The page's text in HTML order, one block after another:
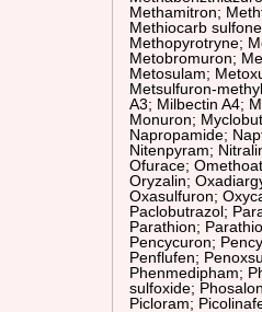
Methamitron;
Methiocarb
Methopyrotryne;
Metobromuron;
Metosulam;
Metsulfuron-
A3; Milbectin A4;
Monuron;
Napropamide;
Nitenpyram;
Ofurace;
Oryzalin;
Oxasulfuron;
Paclobutrazol;
Parathion;
Pencycuron;
Penflufen;
Phenmedipham;
sulfoxide;
Picloram;